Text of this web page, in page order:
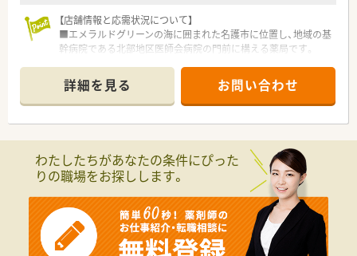
【店舗情報と応需状況について】
■エメラルドグリーンの海に囲まれた名護市に位置し、地域の基
幹病院である北部地区医師会病院の門前に構える薬局です。
り、急性期病院門前ならではの多種多様な処方を経験できます。
■薬剤師3名と事務4名のゆとりある体制で運営されており、品
目数も1000品目を超え無菌調剤室も完備された充実の環境で
す。
■調剤実務経験を3年以上お持ちの即戦力を求めております。
■薬剤師会が運営する公的な役割を持つ職場であるため、地域に
根ざして長く勤務し、地域医療に貢献したい方を歓迎します。
■複雑な総合科目の処方に対しても能動的に学び続け、周囲のス
タッフと円滑に連携しながら業務に励める方を募集していま
す。
詳細を見る お問い合わせ
わたしたちがあなたの条件にぴった
りの職場をお探しします。